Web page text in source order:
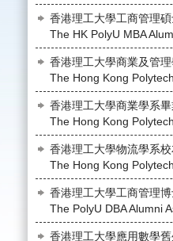
香港理工大學工商管理
The HK PolyU MBA
香港理工大學商業及管
The Hong Kong
香港理工大學商業學系
The Hong Kong
香港理工大學物流學系
The Hong Kong
香港理工大學工商管理
The PolyU DBA Alumni
香港理工大學應用數學